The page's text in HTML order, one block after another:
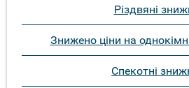
Різдвяні
Знижено ціни на
Спекотні